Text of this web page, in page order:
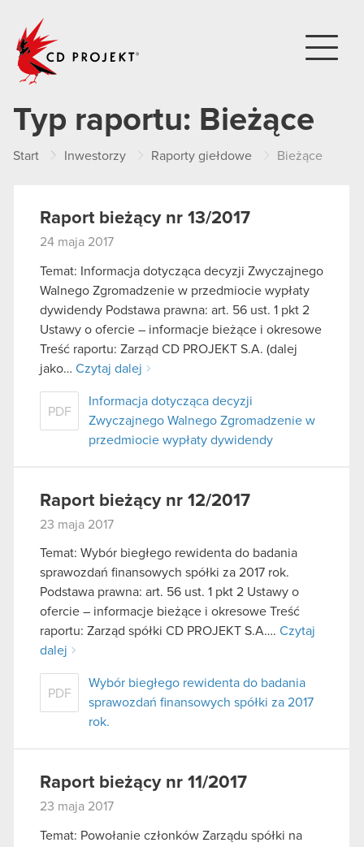
Typ raportu: Bieżące
Start Inwestorzy Raporty giełdowe Bieżące
Raport bieżący nr 13/2017
24 maja 2017
Temat: Informacja dotycząca decyzji Zwyczajnego
Walnego Zgromadzenie w przedmiocie wypłaty
dywidendy Podstawa prawna: art. 56 ust. 1 pkt 2
Ustawy o ofercie – informacje bieżące i okresowe
Treść raportu: Zarząd CD PROJEKT S.A. (dalej
jako… Czytaj dalej
PDF
Informacja dotycząca decyzji
Zwyczajnego Walnego Zgromadzenie w
przedmiocie wypłaty dywidendy
Raport bieżący nr 12/2017
23 maja 2017
Temat: Wybór biegłego rewidenta do badania
sprawozdań finansowych spółki za 2017 rok.
Podstawa prawna: art. 56 ust. 1 pkt 2 Ustawy o
ofercie – informacje bieżące i okresowe Treść
raportu: Zarząd spółki CD PROJEKT S.A…. Czytaj
dalej
PDF
Wybór biegłego rewidenta do badania
sprawozdań finansowych spółki za 2017
rok.
Raport bieżący nr 11/2017
23 maja 2017
Temat: Powołanie członków Zarządu spółki na